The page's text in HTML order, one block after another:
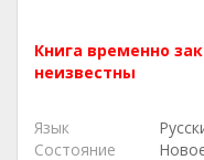
Книга временно
неизвестны
Язык
Состояние